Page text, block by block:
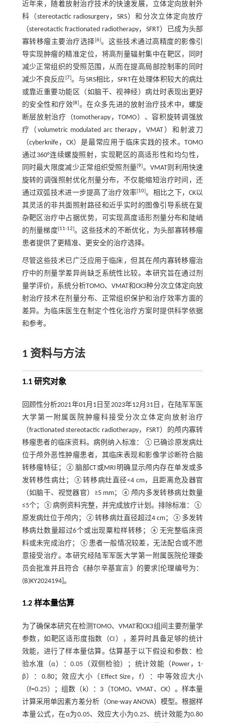
近年来，随着放射治疗技术的快速发展，立体定向放射外
科（stereotactic radiosurgery，SRS）和分次立体定向放疗
（stereotactic fractionated radiotherapy，SFRT）已成为头部
寡转移瘤主要治疗选择[6]。这些技术通过高精度的影像引
导实现肿瘤的精准定位，将高剂量辐射集中在靶区，同时
减少正常组织的受照范围，从而在提高局部控制率的同时
减少不良反应[7]。与SRS相比，SFRT在处理体积较大的病灶
或靠近重要功能区（如脑干、视神经）病灶时表现出更好
的安全性和疗效[8]。在众多先进的放射治疗技术中，螺旋
断层放射治疗（tomotherapy，TOMO）、容积旋转调强放
疗（volumetric modulated arc therapy，VMAT）和射波刀
（cyberknife，CK）是最常应用于临床实践的技术。TOMO
通过360°连续螺旋照射，实现靶区的高适形性和均匀性，
同时最大限度减少正常组织受照剂量[9]。VMAT则利用快速
旋转的调强照射优化剂量分布，不仅能缩短治疗时间，还
通过双弧技术进一步提高了治疗效率[10]。相比之下，CK以
其灵活的非共面照射路径和近乎实时的图像引导系统在复
杂靶区治疗中占据优势，可实现高度适形剂量分布和陡峭
的剂量梯度[11-12]。这些技术的不断优化，为头部寡转移瘤
患者提供了更精准、更安全的治疗选择。
尽管这些技术已广泛应用于临床，但其在颅内寡转移瘤治
疗中的剂量学差异尚缺乏系统性比较。本研究旨在通过剂
量学评价，系统分析TOMO、VMAT和CK3种分次立体定向放
射治疗技术在剂量分布、正常组织保护和治疗效率方面的
差异。为临床医生在制定个性化治疗方案时提供科学依据
和参考。
1 资料与方法
1.1 研究对象
回顾性分析2021年01月1日至2023年12月31日，在陆军军医
大学第一附属医院肿瘤科接受分次立体定向放射治疗
（fractionated stereotactic radiotherapy，FSRT）的颅内寡转
移瘤患者的临床资料。病例纳入标准：①已确诊原发病灶
位于颅外恶性肿瘤患者，其临床表现和影像学诊断符合脑
转移瘤特征；②脑部CT或MRI明确显示颅内存在单发或多
发转移性病灶；③转移病灶直径<4 cm，且距离危及器官
（如脑干、视觉器官）≥5 mm；④颅内多发转移病灶数量
≤5个；⑤病例资料完整，并完成放疗计划。排除标准：①
原发病灶位于颅内；②转移病灶直径超过4 cm；③多发转
移病灶数量超过6个或出现粟粒样转移；④无完整临床资
料或未完成治疗；⑤患者一般情况较差，无法配合或不愿
意接受治疗。本研究经陆军军医大学第一附属医院伦理委
员会批准并且符合《赫尔辛基宣言》的要求[伦理编号为：
(B)KY2024194]。
1.2 样本量估算
为了确保本研究在检测TOMO、VMAT和CK3组间主要剂量学
参数，如靶区适形度指数（CI），差异时具备足够的统计
效能，进行了样本量估算。估算基于以下假设和参数：检
验水准（α）：0.05（双侧检验）；统计效能（Power，1-
β）：0.80；效应大小（Effect Size，f）：中等效应大小
（f=0.25）；组数（k）：3（TOMO、VMAT、CK）。样本量
计算采用单因素方差分析（One-way ANOVA）模型。根据样
本量公式，在α为0.05、效应大小为0.25、统计效能为0.80